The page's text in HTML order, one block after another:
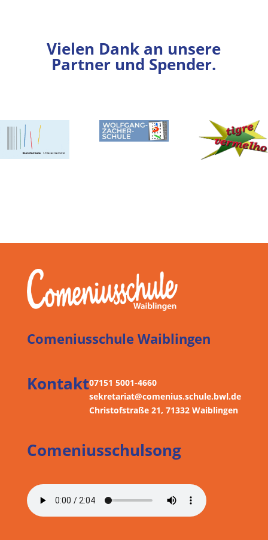
Vielen Dank an unsere
Partner und Spender.
Comeniusschule Waiblingen
Kontakt07151 5001-4660
sekretariat@comenius.schule.bwl.de
Christofstraße 21, 71332 Waiblingen
Comeniusschulsong